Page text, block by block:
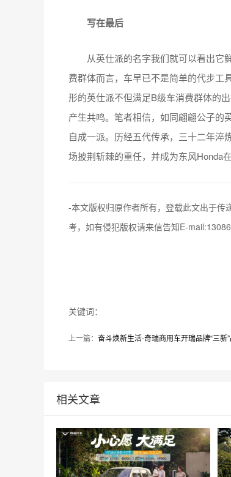
写在最后
从英仕派的名字我们就可以看出它
费群体而言，车早已不是简单的代步工
形的英仕派不但满足B级车消费群体的
产生共鸣。笔者相信，如同翩翩公子的
自成一派。历经五代传承，三十二年淬
场披荆斩棘的重任，并成为东风Honda
-本文版权归原作者所有，登载此文出于
考，如有侵犯版权请来信告知E-
关键词：
上一篇： 奋斗焕新生活-奇瑞商用车开瑞品牌“三新
相关文章